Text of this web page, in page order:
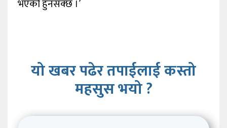
भएको हुनसक्छ ।’
यो खबर पढेर तपाईलाई कस्तो
महसुस भयो ?